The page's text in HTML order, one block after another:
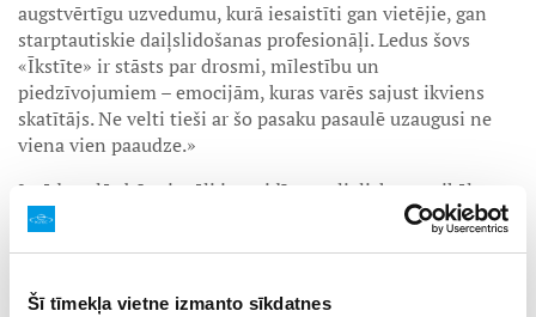
Šī tīmekļa vietne izmanto sīkdatnes
augstvērtīgu uzvedumu, kurā iesaistīti gan vietējie, gan
starptautiskie daiļslidošanas profesionāļi. Ledus šovs
«Īkstīte» ir stāsts par drosmi, mīlestību un
piedzīvojumiem – emocijām, kuras varēs sajust ikviens
skatītājs. Ne velti tieši ar šo pasaku pasaulē uzaugusi ne
viena vien paaudze.»
Izrāde solās būt vizuāli iespaidīga, ar lielisku muzikālo
pavadījumu, krāšņiem tērpiem un gaismām un dažādiem
specefektiem. Skatītājus gaida elpu aizraujoši akrobātiskie
no mazās, trauslās meitenes pasaules līdz uzvarai pār